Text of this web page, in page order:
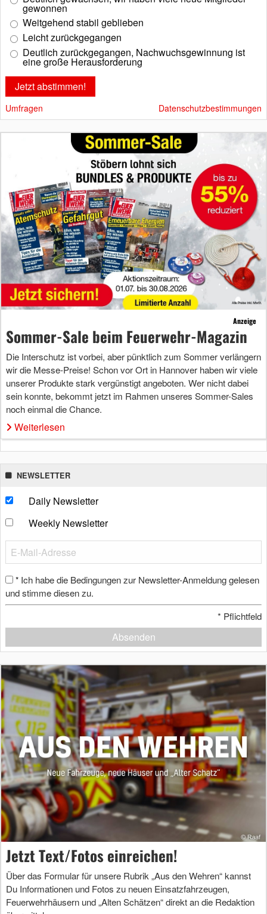
gewonnen
Weitgehend stabil geblieben
Leicht zurückgegangen
Deutlich zurückgegangen, Nachwuchsgewinnung ist
eine große Herausforderung
Umfragen Datenschutzbestimmungen
Anzeige
Sommer-Sale beim Feuerwehr-Magazin
Die Interschutz ist vorbei, aber pünktlich zum Sommer verlängern
wir die Messe-Preise! Schon vor Ort in Hannover haben wir viele
unserer Produkte stark vergünstigt angeboten. Wer nicht dabei
sein konnte, bekommt jetzt im Rahmen unseres Sommer-Sales
noch einmal die Chance.
Weiterlesen
NEWSLETTER
Daily Newsletter
Weekly Newsletter
* Ich habe die Bedingungen zur Newsletter-Anmeldung gelesen
und stimme diesen zu.
* Pflichtfeld
Absenden
Jetzt Text/Fotos einreichen!
Über das Formular für unsere Rubrik „Aus den Wehren“ kannst
Du Informationen und Fotos zu neuen Einsatzfahrzeugen,
Feuerwehrhäusern und „Alten Schätzen“ direkt an die Redaktion